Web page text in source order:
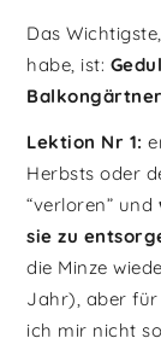
Das
habe, ist:
Lektion Nr 1:
Herbsts oder
“verloren” und
sie zu
die Minze
Jahr), aber für
ich mir nicht